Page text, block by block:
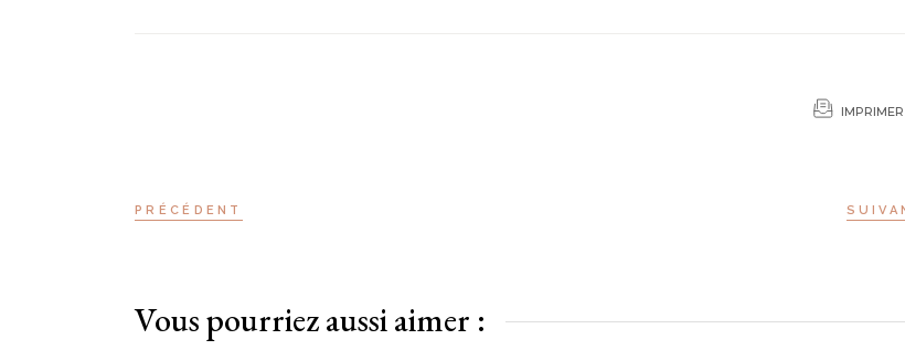
IMPRIMER
PRÉCÉDENT
Vous pourriez aussi aimer :